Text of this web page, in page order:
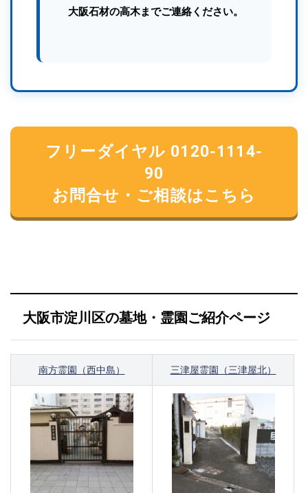
大阪石材の高木までご連絡ください。
フリーダイヤル 0120-1114-
90
お問合せ・ご相談はこちら
大阪市淀川区の墓地・霊園ご紹介ページ
南方霊園（西中島） 三津屋霊園（三津屋北）